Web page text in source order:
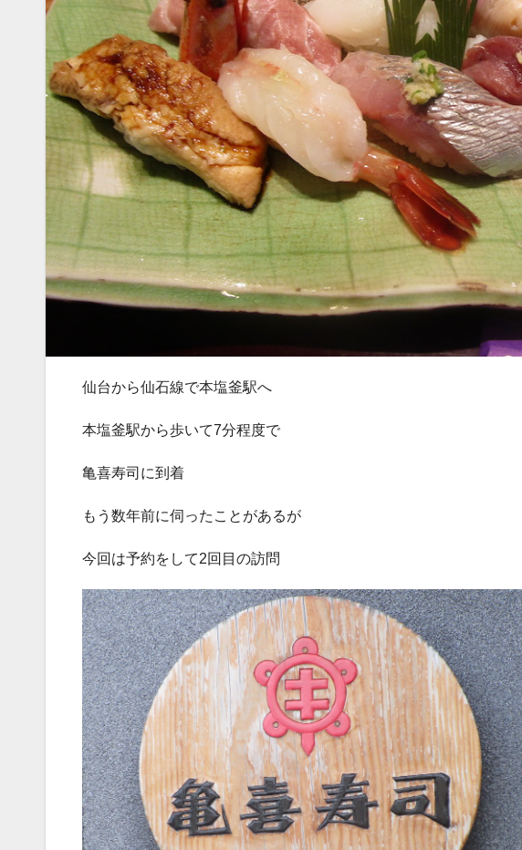
仙台から仙石線で本塩釜駅へ
本塩釜駅から歩いて7分程度で
亀喜寿司に到着
もう数年前に伺ったことがあるが
今回は予約をして2回目の訪問